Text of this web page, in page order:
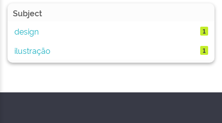
Subject
design
1
ilustração 1